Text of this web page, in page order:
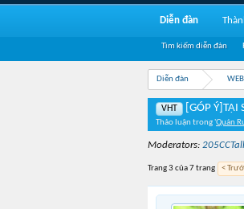
Diễn đàn
VHT [GÓP
Thảo luận trong 'Quán
Moderators:
Trang 3 của 7 trang <
Diễn đàn
Tìm kiếm diễn đàn